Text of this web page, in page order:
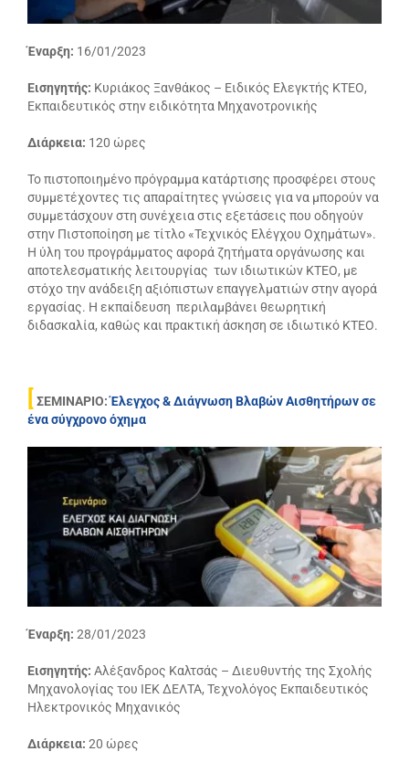
Έναρξη: 16/01/2023
Εισηγητής: Κυριάκος Ξανθάκος – Ειδικός Ελεγκτής ΚΤΕΟ,
Εκπαιδευτικός στην ειδικότητα Μηχανοτρονικής
Διάρκεια: 120 ώρες
Το πιστοποιημένο πρόγραμμα κατάρτισης προσφέρει στους
συμμετέχοντες τις απαραίτητες γνώσεις για να μπορούν να
συμμετάσχουν στη συνέχεια στις εξετάσεις που οδηγούν
στην Πιστοποίηση με τίτλο «Τεχνικός Ελέγχου Οχημάτων».
Η ύλη του προγράμματος αφορά ζητήματα οργάνωσης και
αποτελεσματικής λειτουργίας των ιδιωτικών ΚΤΕΟ, με
στόχο την ανάδειξη αξιόπιστων επαγγελματιών στην αγορά
εργασίας. Η εκπαίδευση περιλαμβάνει θεωρητική
διδασκαλία, καθώς και πρακτική άσκηση σε ιδιωτικό ΚΤΕΟ.
[ΣΕΜΙΝΑΡΙΟ:Έλεγχος & Διάγνωση Βλαβών Αισθητήρων σε
ένα σύγχρονο όχημα
Έναρξη: 28/01/2023
Εισηγητής: Αλέξανδρος Καλτσάς – Διευθυντής της Σχολής
Μηχανολογίας του ΙΕΚ ΔΕΛΤΑ, Τεχνολόγος Εκπαιδευτικός
Ηλεκτρονικός Μηχανικός
Διάρκεια: 20 ώρες